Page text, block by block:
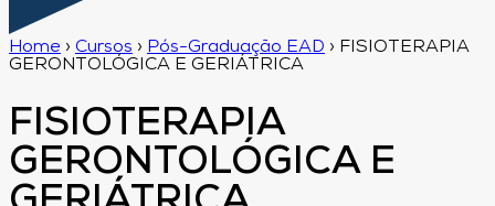
Home › Cursos › Pós-Graduação EAD › FISIOTERAPIA
GERONTOLÓGICA E GERIÁTRICA
FISIOTERAPIA
GERONTOLÓGICA E